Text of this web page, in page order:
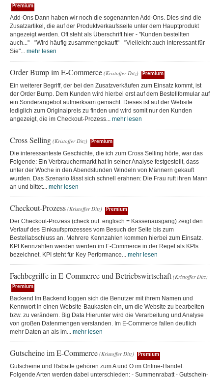
Premium
Add-Ons Dann haben wir noch die sogenannten Add-Ons. Dies sind die
Zusatzartikel, die auf der Produktverkaufsseite unter dem Hauptprodukt
angezeigt werden. Oft steht als Überschrift hier - "Kunden bestellten
auch..." - "Wird häufig zusammengekauft" - "Vielleicht auch interessant für
Sie"... mehr lesen
Order Bump im E-Commerce (Kristoffer Ditz) Premium
Ein weiterer Begriff, der bei den Zusatzverkäufen zum Einsatz kommt, ist
der Order Bump. Dem Kunden wird hierbei erst auf dem Bestellformular auf
ein Sonderangebot aufmerksam gemacht. Dieses ist auf der Website
lediglich zum Originalpreis zu finden und wird somit nur den Kunden
angezeigt, die im Checkout-Prozess... mehr lesen
Cross Selling (Kristoffer Ditz) Premium
Die interessanteste Geschichte, die ich zum Cross Selling hörte, war das
Folgende: Ein Verbrauchermarkt hat in seiner Analyse festgestellt, dass
unter der Woche in den Abendstunden Windeln von Männern gekauft
wurden. Das Szenario lässt sich schnell erahnen: Die Frau ruft ihren Mann
an und bittet... mehr lesen
Checkout-Prozess (Kristoffer Ditz) Premium
Der Checkout-Prozess (check out: englisch = Kassenausgang) zeigt den
Verlauf des Einkaufsprozesses vom Besuch der Seite bis zum
Bestellabschluss an. Mehrere Kennzahlen kommen hierbei zum Einsatz.
KPI Kennzahlen werden werden im E-Commerce in der Regel als KPIs
bezeichnet. KPI steht für Key Performance... mehr lesen
Fachbegriffe in E-Commerce und Betriebswirtschaft (Kristoffer Ditz)
Premium
Backend Im Backend loggen sich die Benutzer mit ihrem Namen und
Kennwort in einen Website-Baukasten ein, um die Website zu bearbeiten
bzw. zu verändern. Big Data Hierunter wird die Verarbeitung und Analyse
von großen Datenmengen verstanden. Im E-Commerce fallen deutlich
mehr Daten an als im... mehr lesen
Gutscheine im E-Commerce (Kristoffer Ditz) Premium
Gutscheine und Rabatte gehören zum A und O im Online-Handel.
Folgende Arten werden dabei unterschieden: - Summenrabatt - Gutschein-